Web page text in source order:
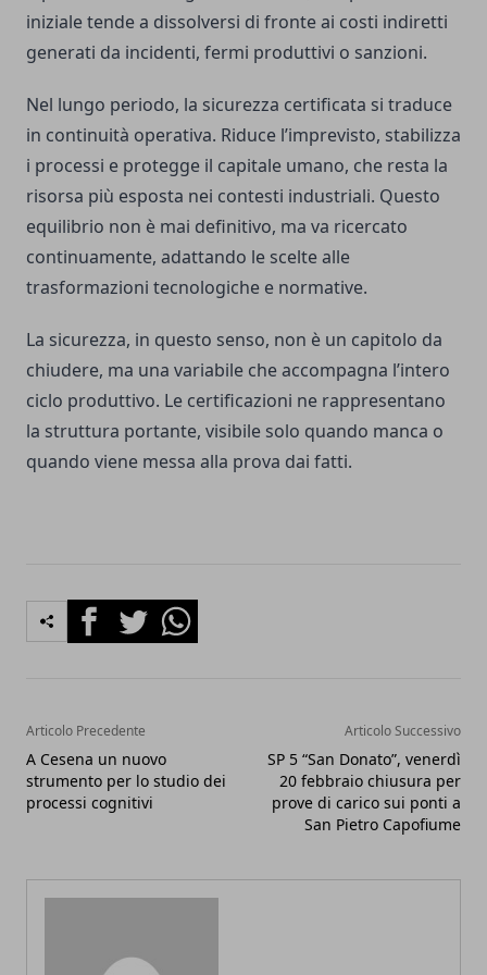
iniziale tende a dissolversi di fronte ai costi indiretti
generati da incidenti, fermi produttivi o sanzioni.
Nel lungo periodo, la sicurezza certificata si traduce
in continuità operativa. Riduce l’imprevisto, stabilizza
i processi e protegge il capitale umano, che resta la
risorsa più esposta nei contesti industriali. Questo
equilibrio non è mai definitivo, ma va ricercato
continuamente, adattando le scelte alle
trasformazioni tecnologiche e normative.
La sicurezza, in questo senso, non è un capitolo da
chiudere, ma una variabile che accompagna l’intero
ciclo produttivo. Le certificazioni ne rappresentano
la struttura portante, visibile solo quando manca o
quando viene messa alla prova dai fatti.
FacebookTwitterWhatsapp
Articolo Precedente
A Cesena un nuovo
strumento per lo studio dei
processi cognitivi
Articolo Successivo
SP 5 “San Donato”, venerdì
20 febbraio chiusura per
prove di carico sui ponti a
San Pietro Capofiume